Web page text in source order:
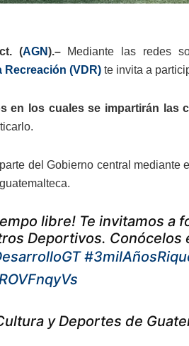
(AGN).– Mediante las redes
Recreación (VDR) te invita a
en los cuales se impartirán las
del Gobierno central
libre! Te invitamos a
Deportivos. Conócelos
y Deportes de